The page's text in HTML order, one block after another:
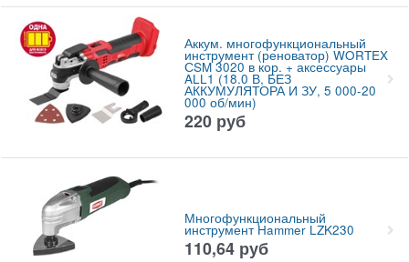
Аккум. многофункциональный
инструмент (реноватор) WORTEX
СSM 3020 в кор. + аксессуары
ALL1 (18.0 В, БЕЗ
АККУМУЛЯТОРА И ЗУ, 5 000-20
000 об/мин)
220 руб
Многофункциональный
инструмент Hammer LZK230
110,64 руб